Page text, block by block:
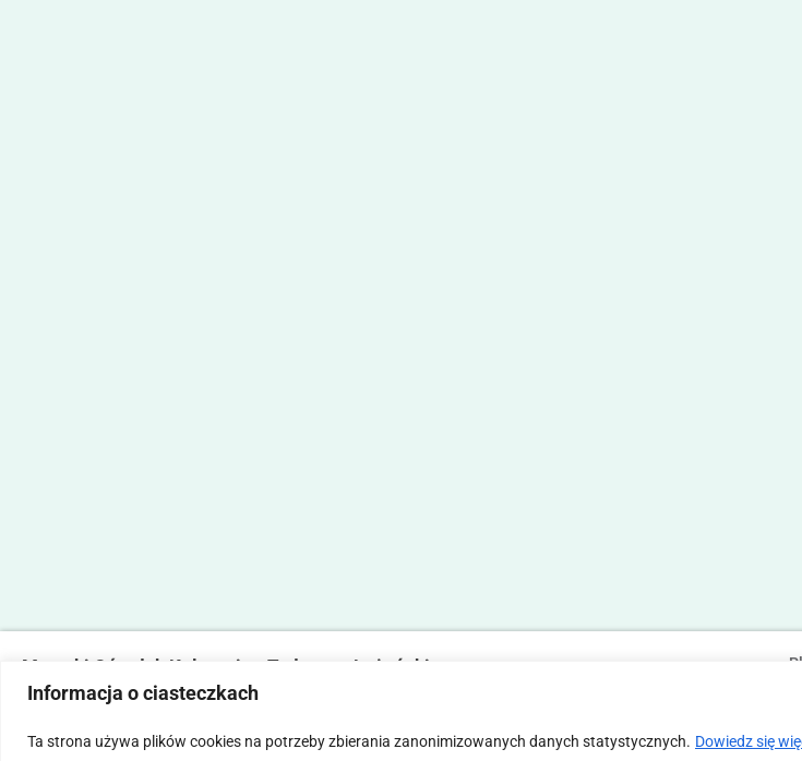
Informacja o ciasteczkach
Ta strona używa plików cookies na potrzeby zbierania zanonimizowanych danych statystycznych. Dowiedz się
Marecki Ośrodek Kultury im. Tadeusza Lużyńskiego
ul. Fabryczna 2, 05-270 Marki